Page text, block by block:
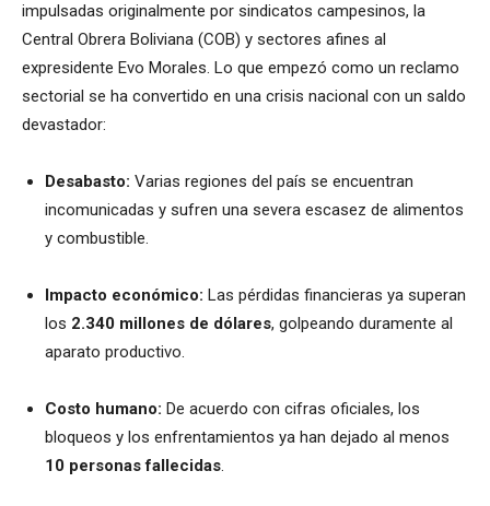
impulsadas originalmente por sindicatos campesinos, la
Central Obrera Boliviana (COB) y sectores afines al
expresidente Evo Morales. Lo que empezó como un reclamo
sectorial se ha convertido en una crisis nacional con un saldo
devastador:
Desabasto: Varias regiones del país se encuentran
incomunicadas y sufren una severa escasez de alimentos
y combustible.
Impacto económico: Las pérdidas financieras ya superan
los 2.340 millones de dólares, golpeando duramente al
aparato productivo.
Costo humano: De acuerdo con cifras oficiales, los
bloqueos y los enfrentamientos ya han dejado al menos
10 personas fallecidas.